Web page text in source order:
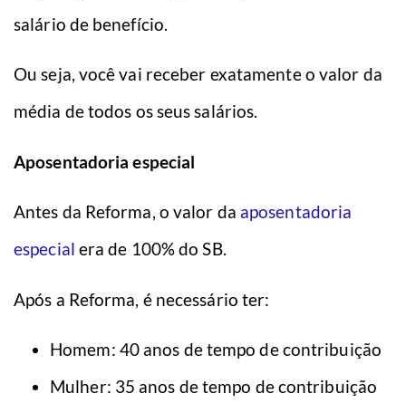
salário de benefício.
Ou seja, você vai receber exatamente o valor da
média de todos os seus salários.
Aposentadoria especial
Antes da Reforma, o valor da aposentadoria
especial era de 100% do SB.
Após a Reforma, é necessário ter:
Homem: 40 anos de tempo de contribuição
Mulher: 35 anos de tempo de contribuição